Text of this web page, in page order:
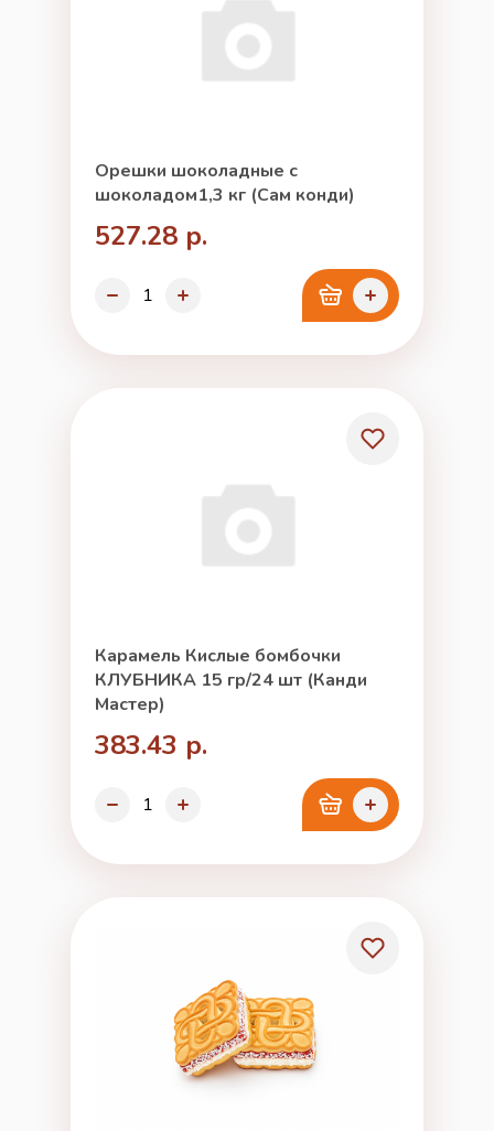
Орешки шоколадные с
шоколадом1,3 кг (Сам конди)
527.28 р.
Карамель Кислые бомбочки
КЛУБНИКА 15 гр/24 шт (Канди
Мастер)
383.43 р.